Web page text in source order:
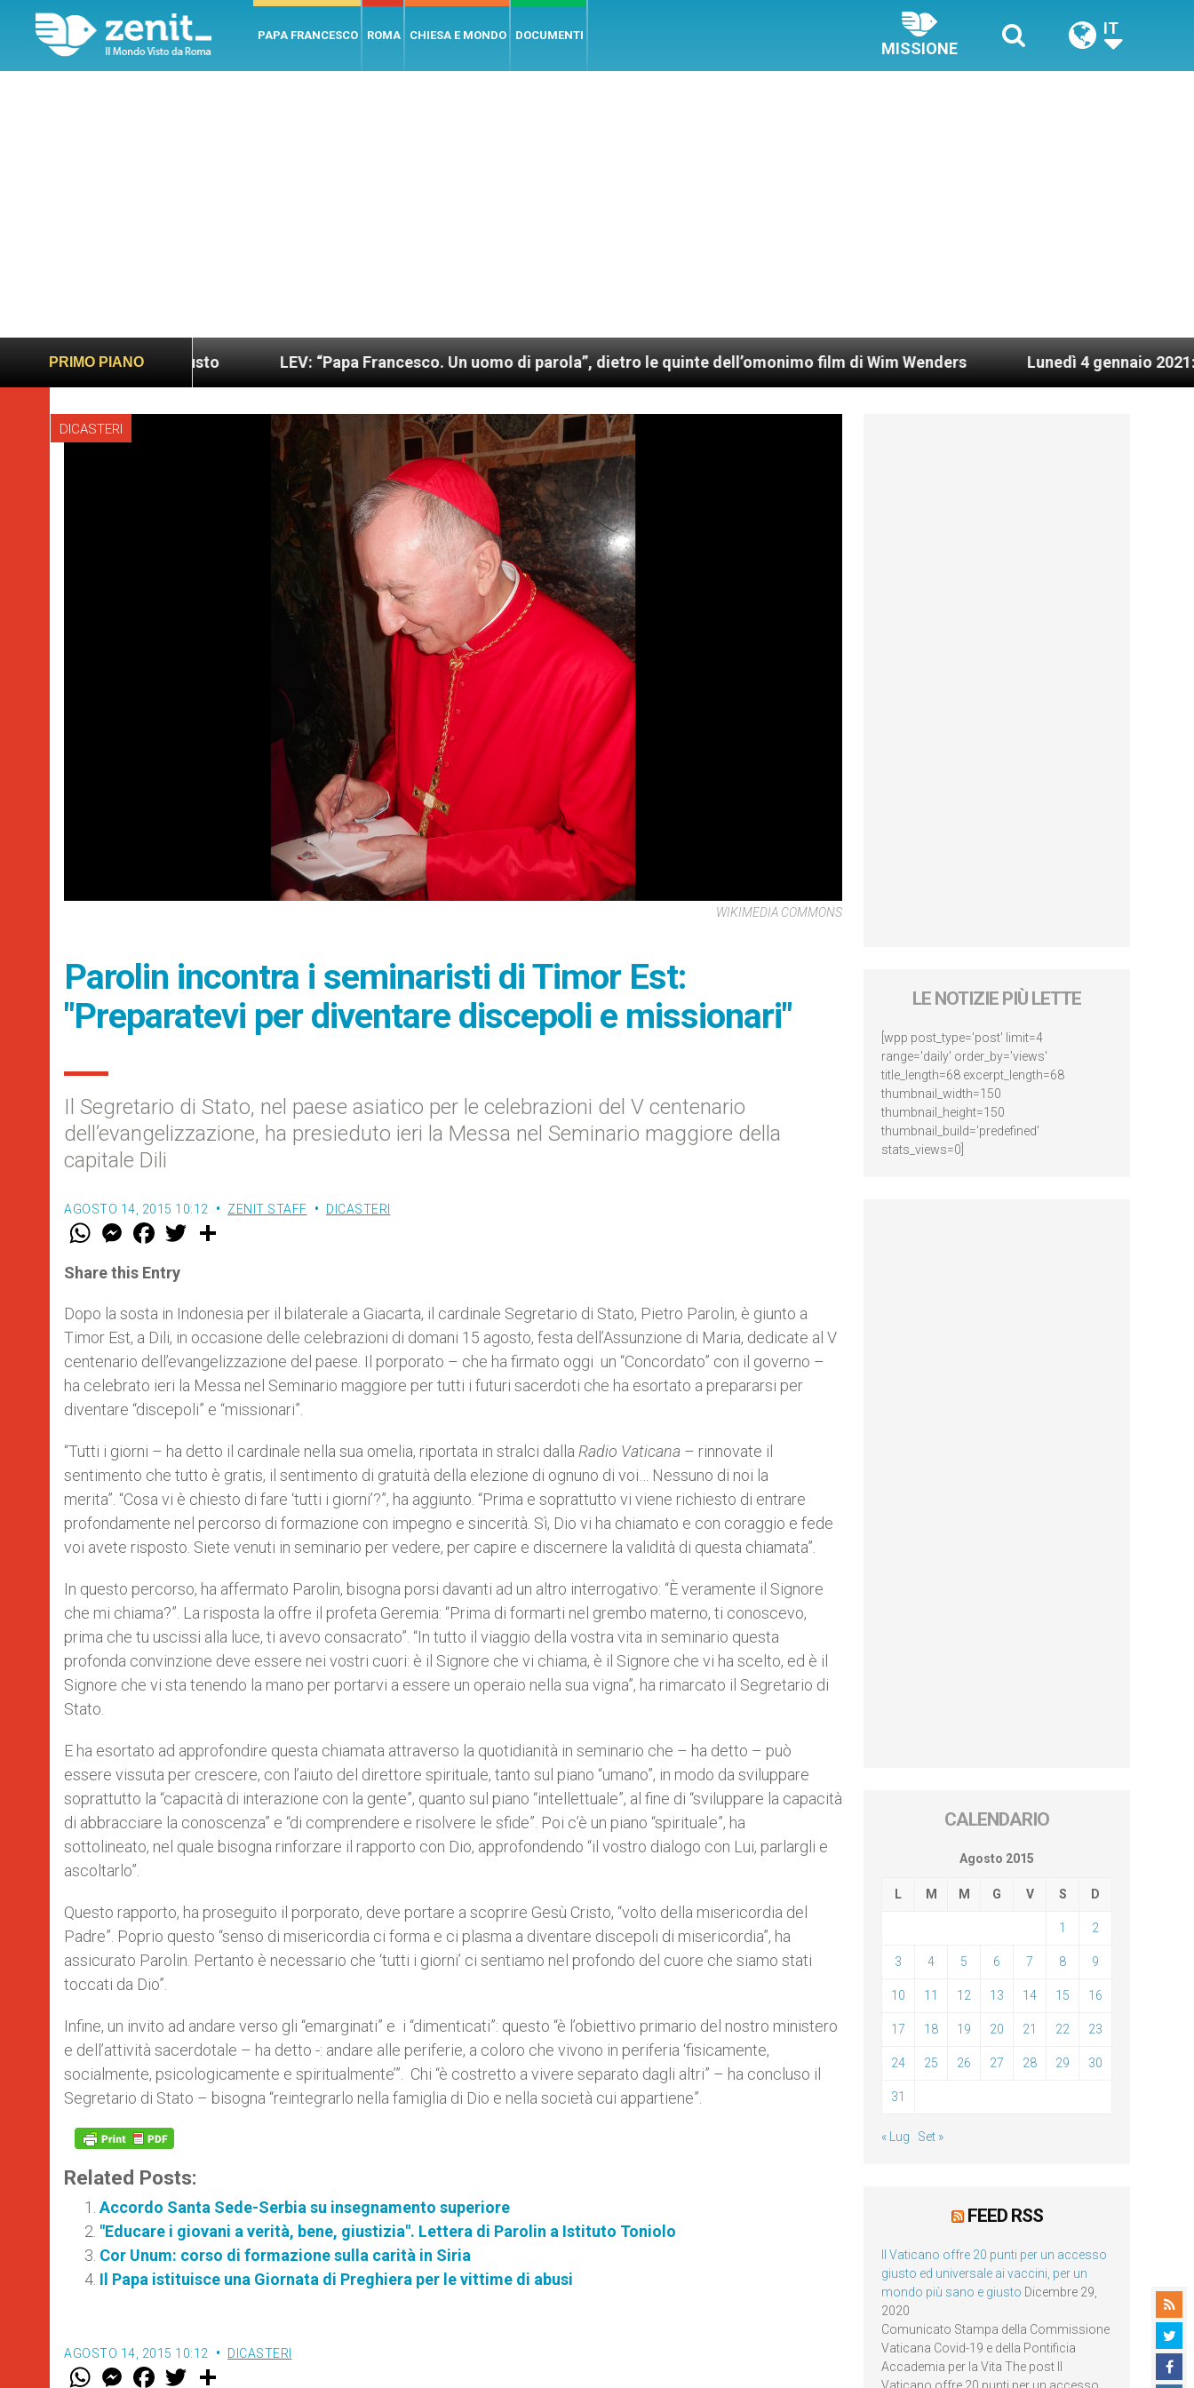
PAPA FRANCESCO ROMA CHIESA E MONDO DOCUMENTI
MISSIONE
IT
PRIMO PIANO
sano e giusto LEV: “Papa Francesco. Un uomo di parola”, dietro le quinte dell’omonimo film di Wim Wenders Lunedì 4 gennaio 2021: Possesso
DICASTERI
WIKIMEDIA COMMONS
Parolin incontra i seminaristi di Timor Est:
"Preparatevi per diventare discepoli e missionari"
Il Segretario di Stato, nel paese asiatico per le celebrazioni del V centenario
dell’evangelizzazione, ha presieduto ieri la Messa nel Seminario maggiore della
capitale Dili
AGOSTO 14, 2015 10:12 ZENIT STAFF DICASTERI
W
t
s
p
p
M
e
s
e
g
e
r
F
a
e
b
o
k
w
r
Share this Entry
Dopo la sosta in Indonesia per il bilaterale a Giacarta, il cardinale Segretario di Stato, Pietro Parolin, è giunto a
Timor Est, a Dili, in occasione delle celebrazioni di domani 15 agosto, festa dell’Assunzione di Maria, dedicate al V
centenario dell’evangelizzazione del paese. Il porporato – che ha firmato oggi un “Concordato” con il governo –
ha celebrato ieri la Messa nel Seminario maggiore per tutti i futuri sacerdoti che ha esortato a prepararsi per
diventare “discepoli” e “missionari”.
“Tutti i giorni – ha detto il cardinale nella sua omelia, riportata in stralci dalla Radio Vaticana – rinnovate il
sentimento che tutto è gratis, il sentimento di gratuità della elezione di ognuno di voi… Nessuno di noi la
merita”. “Cosa vi è chiesto di fare ‘tutti i giorni’?”, ha aggiunto. “Prima e soprattutto vi viene richiesto di entrare
profondamente nel percorso di formazione con impegno e sincerità. Sì, Dio vi ha chiamato e con coraggio e fede
voi avete risposto. Siete venuti in seminario per vedere, per capire e discernere la validità di questa chiamata”.
In questo percorso, ha affermato Parolin, bisogna porsi davanti ad un altro interrogativo: “È veramente il Signore
che mi chiama?”. La risposta la offre il profeta Geremia: “Prima di formarti nel grembo materno, ti conoscevo,
prima che tu uscissi alla luce, ti avevo consacrato”. “In tutto il viaggio della vostra vita in seminario questa
profonda convinzione deve essere nei vostri cuori: è il Signore che vi chiama, è il Signore che vi ha scelto, ed è il
Signore che vi sta tenendo la mano per portarvi a essere un operaio nella sua vigna”, ha rimarcato il Segretario di
Stato.
E ha esortato ad approfondire questa chiamata attraverso la quotidianità in seminario che – ha detto – può
essere vissuta per crescere, con l’aiuto del direttore spirituale, tanto sul piano “umano”, in modo da sviluppare
soprattutto la “capacità di interazione con la gente”, quanto sul piano “intellettuale”, al fine di “sviluppare la capacità
di abbracciare la conoscenza” e “di comprendere e risolvere le sfide”. Poi c’è un piano “spirituale”, ha
sottolineato, nel quale bisogna rinforzare il rapporto con Dio, approfondendo “il vostro dialogo con Lui, parlargli e
ascoltarlo”.
Questo rapporto, ha proseguito il porporato, deve portare a scoprire Gesù Cristo, “volto della misericordia del
Padre”. Poprio questo “senso di misericordia ci forma e ci plasma a diventare discepoli di misericordia”, ha
assicurato Parolin. Pertanto è necessario che ‘tutti i giorni’ ci sentiamo nel profondo del cuore che siamo stati
toccati da Dio”.
Infine, un invito ad andare verso gli “emarginati” e i “dimenticati”: questo “è l’obiettivo primario del nostro ministero
e dell’attività sacerdotale – ha detto -: andare alle periferie, a coloro che vivono in periferia ‘fisicamente,
socialmente, psicologicamente e spiritualmente’”. Chi “è costretto a vivere separato dagli altri” – ha concluso il
Segretario di Stato – bisogna “reintegrarlo nella famiglia di Dio e nella società cui appartiene”.
Related Posts:
Accordo Santa Sede-Serbia su insegnamento superiore
"Educare i giovani a verità, bene, giustizia". Lettera di Parolin a Istituto Toniolo
Cor Unum: corso di formazione sulla carità in Siria
Il Papa istituisce una Giornata di Preghiera per le vittime di abusi
AGOSTO 14, 2015 10:12 DICASTERI
W M
e
F
a w
LE NOTIZIE PIÙ LETTE
[wpp post_type='post' limit=4
range='daily' order_by='views'
title_length=68 excerpt_length=68
thumbnail_width=150
thumbnail_height=150
thumbnail_build='predefined'
stats_views=0]
CALENDARIO
Agosto 2015
L M M G V S D
1 2
3 4 5 6 7 8 9
10 11 12 13 14 15 16
17 18 19 20 21 22 23
24 25 26 27 28 29 30
31
« Lug Set »
FEED RSS
Il Vaticano offre 20 punti per un accesso
giusto ed universale ai vaccini, per un
mondo più sano e giusto Dicembre 29,
2020
Comunicato Stampa della Commissione
Vaticana Covid-19 e della Pontificia
Accademia per la Vita The post Il